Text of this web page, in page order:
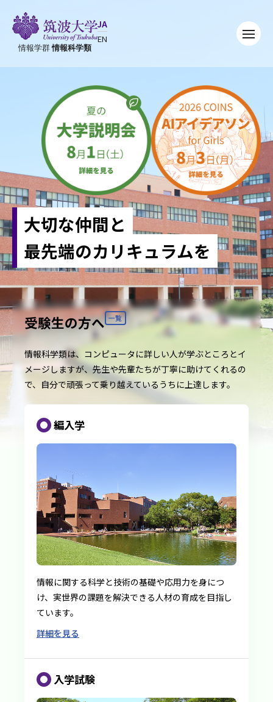
情報学群情報科学類
JA
EN
大切な仲間と
最先端のカリキュラムを
受験生の方へ 一覧
情報科学類は、コンピュータに詳しい人が学ぶところとイ
メージしますが、先生や先輩たちが丁寧に助けてくれるの
で、自分で頑張って乗り越えているうちに上達します。
編入学
情報に関する科学と技術の基礎や応用力を身につ
け、実世界の課題を解決できる人材の育成を目指し
ています。
詳細を見る
入学試験